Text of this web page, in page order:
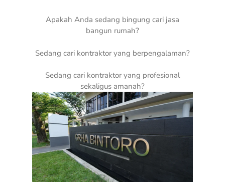
Apakah Anda sedang bingung cari jasa
bangun rumah?
Sedang cari kontraktor yang berpengalaman?
Sedang cari kontraktor yang profesional
sekaligus amanah?